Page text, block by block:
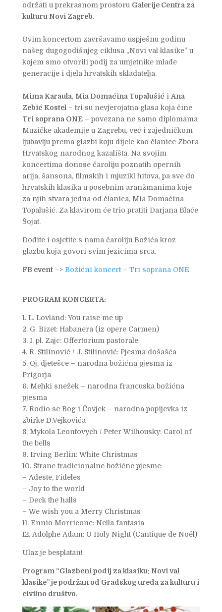
održati u prekrasnom prostoru Galerije Centra za
kulturu Novi Zagreb.
Ovim koncertom završavamo uspješnu godinu
našeg dugogodišnjeg ciklusa ,,Novi val klasike” u
kojem smo otvorili podij za umjetnike mlađe
generacije i djela hrvatskih skladatelja.
Mima Karaula, Mia Domaćina Topalušić i Ana
Zebić Kostel – tri su nevjerojatna glasa koja čine
Tri soprana ONE– povezana ne samo diplomama
Muzičke akademije u Zagrebu, već i zajedničkom
ljubavlju prema glazbi koju dijele kao članice Zbora
Hrvatskog narodnog kazališta. Na svojim
koncertima donose čaroliju poznatih opernih
arija, šansona, filmskih i mjuzikl hitova, pa sve do
hrvatskih klasika u posebnim aranžmanima koje
za njih stvara jedna od članica, Mia Domaćina
Topalušić. Za klavirom će trio pratiti Darjana Blaće
Šojat.
Dođite i osjetite s nama čaroliju Božića kroz
glazbu koja govori svim jezicima srca.
FB event–> Božićni koncert – Tri soprana ONE
PROGRAM KONCERTA:
1. L. Lovland: You raise me up
2. G. Bizet: Habanera (iz opere Carmen)
3. I. pl. Zajc: Offertorium pastorale
4. R. Stilinović / J. Stilinović: Pjesma došašća
5. Oj, djetešce – narodna božićna pjesma iz
Prigorja
6. Mehki snežek – narodna francuska božićna
pjesma
7. Rodio se Bog i Čovjek – narodna popijevka iz
zbirke Đ.Vejkovića
8. Mykola Leontovych / Peter Wilhousky: Carol of
the bells
9. Irving Berlin: White Christmas
10. Strane tradicionalne božićne pjesme:
– Adeste, Fideles
– Joy to the world
– Deck the halls
– We wish you a Merry Christmas
11. Ennio Morricone: Nella fantasia
12. Adolphe Adam: O Holy Night (Cantique de Noël)
Ulaz je besplatan!
Program “Glazbeni podij za klasiku: Novi val
klasike” je podržan od Gradskog ureda za kulturu i
civilno društvo.